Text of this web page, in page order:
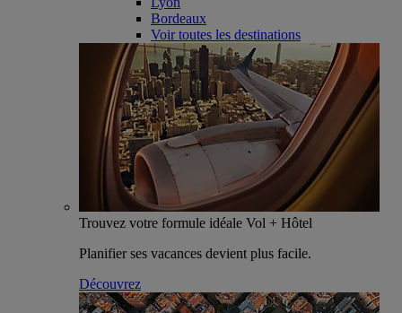
Bordeaux
Voir toutes les destinations
Trouvez votre formule idéale Vol + Hôtel
Planifier ses vacances devient plus facile.
Découvrez